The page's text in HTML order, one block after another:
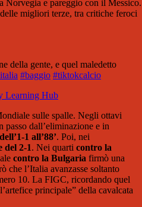
Norvegia e pareggio con il Messico.
migliori terze, tra critiche feroci
della gente, e quel maledetto
#baggio #tiktokcalcio
Learning Hub
sulle spalle. Negli ottavi
passo dall’eliminazione e in
1 all’88’. Poi, nei
del 2-1. Nei quarti contro la
contro la Bulgaria firmò una
che l’Italia avanzasse soltanto
10. La FIGC, ricordando quel
principale” della cavalcata